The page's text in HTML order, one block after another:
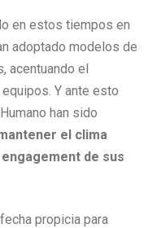
en estos tiempos en
adoptado modelos de
acentuando el
Y ante esto
han sido
el clima
de sus
propicia para